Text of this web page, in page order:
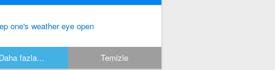
one's weather eye open
Daha fazla... Temizle